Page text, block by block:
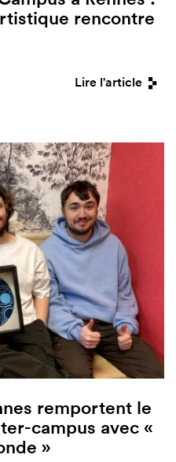
rencontre
Lire l'article
remportent le
campus avec «
»